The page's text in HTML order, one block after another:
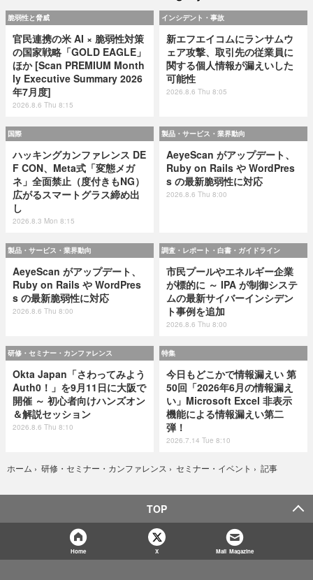
脆弱性と脅威
官民連携の米 AI × 脆弱性対策
の国家戦略「GOLD EAGLE」
ほか [Scan PREMIUM Month
ly Executive Summary 2026
年7月度]
2026.8.6 Thu 8:15
インシデント・事故
新エフエイコムにランサムウ
ェア攻撃、取引先の従業員に
関する個人情報が漏えいした
可能性
2026.8.6 Thu 8:05
国際
ハッキングカンファレンス DE
F CON、Meta式「変態メガ
ネ」全面禁止（度付きもNG）
広がるスマートグラス締め出
し
2026.8.3 Mon 8:15
製品・サービス・業界動向
AeyeScan がアップデート、
Ruby on Rails や WordPres
s の最新脆弱性に対応
2026.8.6 Thu 8:00
製品・サービス・業界動向
AeyeScan がアップデート、
Ruby on Rails や WordPres
s の最新脆弱性に対応
2026.8.6 Thu 8:00
調査・レポート・白書・ガイドライン
市民プールやエネルギー企業
が標的に ～ IPA が制御システ
ムの最新サイバーインシデン
ト事例を追加
2026.8.6 Thu 8:00
研修・セミナー・カンファレンス
Okta Japan「さわってみよう
Auth0！」を9月11日に大阪で
開催 ～ 初心者向けハンズオン
＆解説セッション
2026.8.6 Thu 8:10
特集
今日もどこかで情報漏えい 第
50回「2026年6月の情報漏え
い」Microsoft Excel 非表示
機能による情報漏えい第二
弾！
2026.7.14 Tue 8:10
ホーム › 研修・セミナー・カンファレンス › セミナー・イベント › 記事
TOP
Home X Mail Magazine